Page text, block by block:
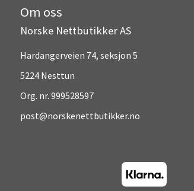
Om oss
Norske Nettbutikker AS
Hardangerveien 74, seksjon 5
5224 Nesttun
Org. nr. 999528597
post@norskenettbutikker.no